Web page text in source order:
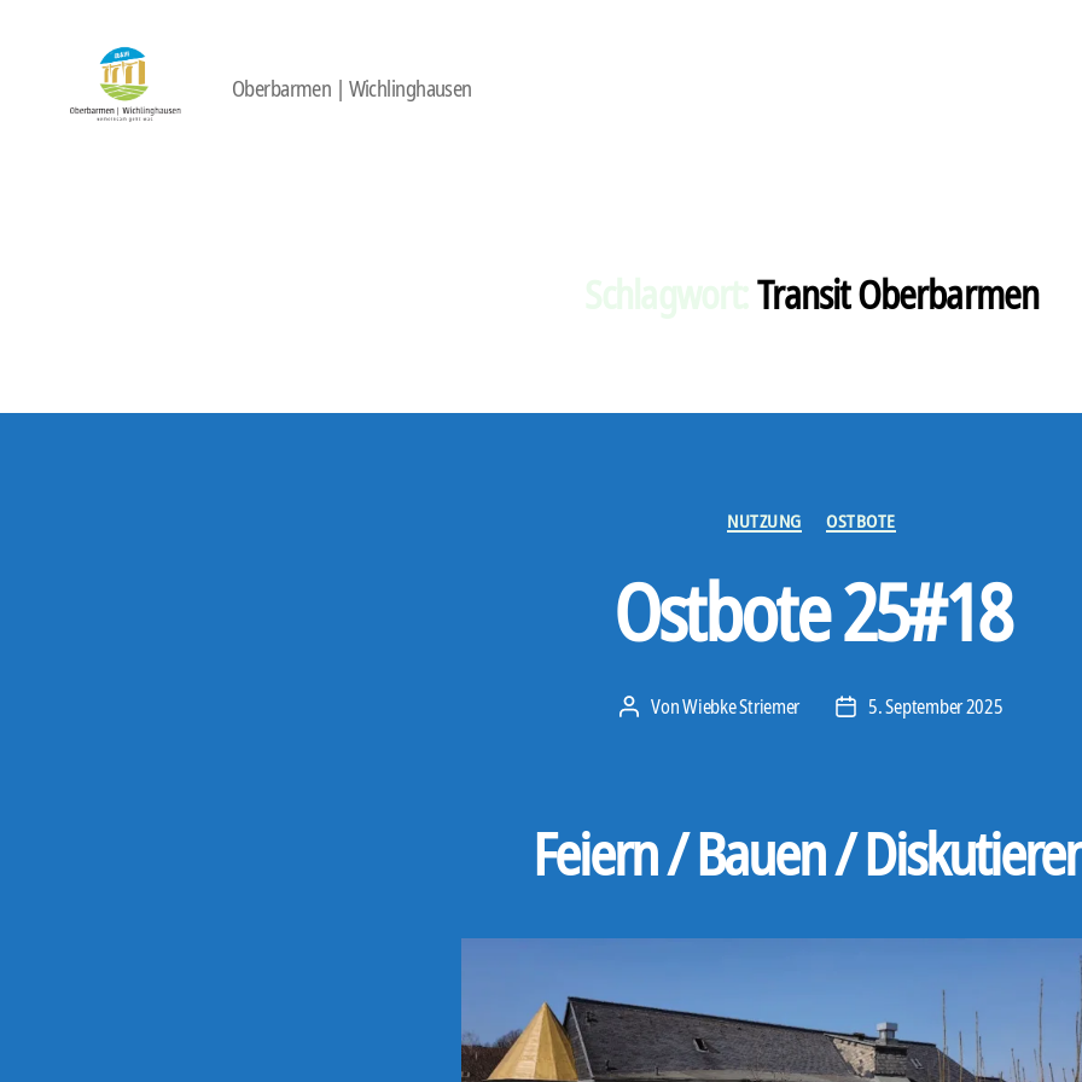
Oberbarmen | Wichlinghausen
Transit Oberbarmen
Kategorien
NUTZUNG OSTBOTE
Ostbote 25#18
Beitragsautor
VonWiebke Striemer Veröffentlichungsdatum
5. September 2025
Feiern / Bauen /